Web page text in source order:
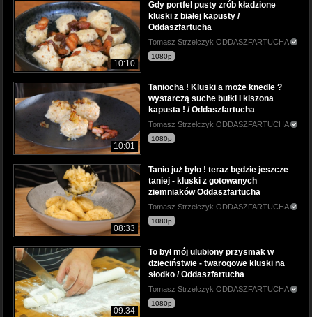
10:10
Gdy portfel pusty zrób kładzione
kluski z białej kapusty /
Oddaszfartucha
Tomasz Strzelczyk ODDASZFARTUCHA
1080p
10:01
Taniocha ! Kluski a może knedle ?
wystarczą suche bułki i kiszona
kapusta ! / Oddaszfartucha
Tomasz Strzelczyk ODDASZFARTUCHA
1080p
08:33
Tanio już było ! teraz będzie jeszcze
taniej - kluski z gotowanych
ziemniaków Oddaszfartucha
Tomasz Strzelczyk ODDASZFARTUCHA
1080p
09:34
To był mój ulubiony przysmak w
dzieciństwie - twarogowe kluski na
słodko / Oddaszfartucha
Tomasz Strzelczyk ODDASZFARTUCHA
1080p